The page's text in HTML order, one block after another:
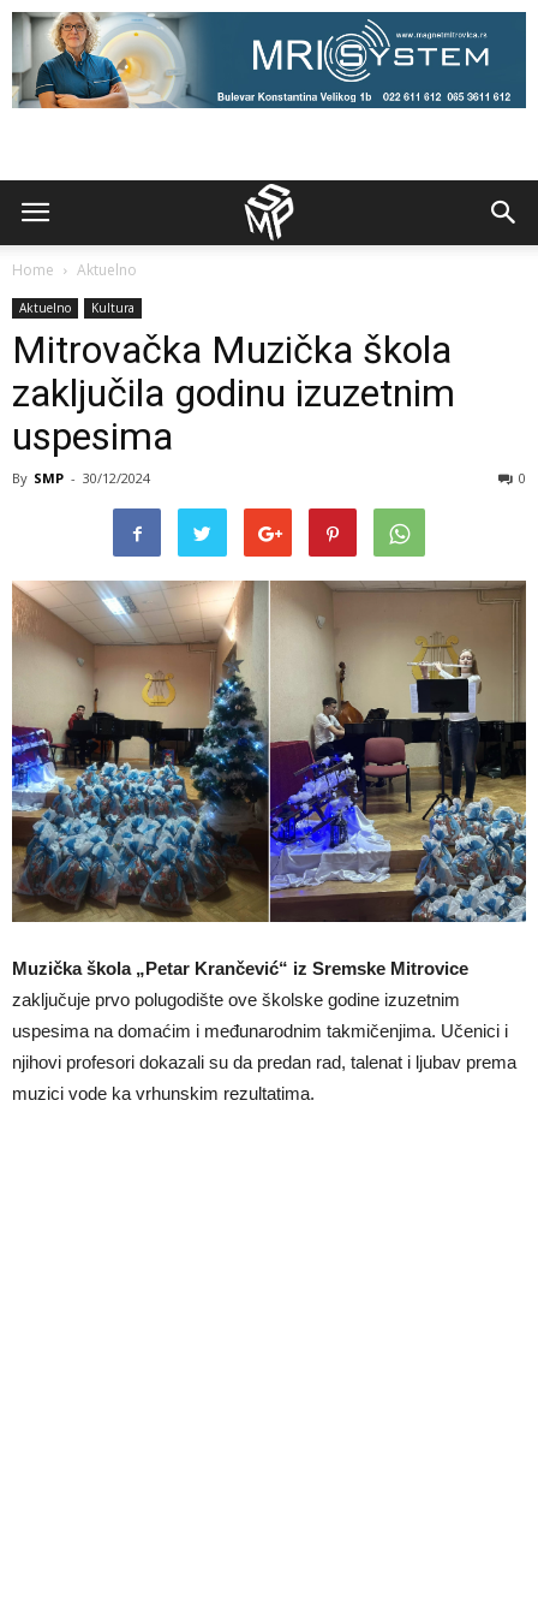
Home Aktuelno
Aktuelno Kultura
Mitrovačka Muzička škola
zaključila godinu izuzetnim
uspesima
By SMP - 30/12/2024 0
Muzička škola „Petar Krančević“ iz Sremske Mitrovice
zaključuje prvo polugodište ove školske godine izuzetnim
uspesima na domaćim i međunarodnim takmičenjima. Učenici i
njihovi profesori dokazali su da predan rad, talenat i ljubav prema
muzici vode ka vrhunskim rezultatima.